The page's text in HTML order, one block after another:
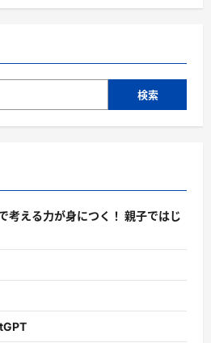
検索
考える力が身につく！ 親子ではじ